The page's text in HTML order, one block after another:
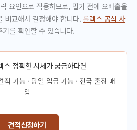
요인으로 작용하므로, 팔기 전에 오버홀을
비교해서 결정해야 합니다. 롤렉스 공식 사
를 확인할 수 있습니다.
스 정확한 시세가 궁금하다면
적 가능 · 당일 입금 가능 · 전국 출장 매
입
견적신청하기